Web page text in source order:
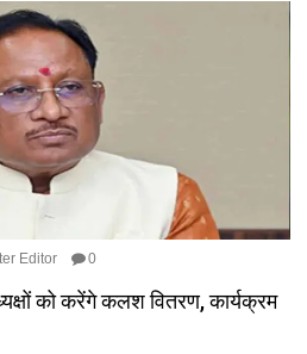
Editor 0
को करेंगे कलश वितरण, कार्यक्रम